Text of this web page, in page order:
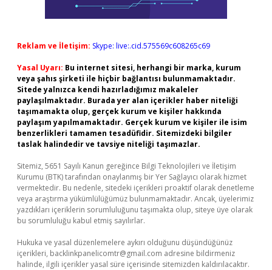
Reklam ve İletişim: Skype: live:.cid.575569c608265c69
Yasal Uyarı: Bu internet sitesi, herhangi bir marka, kurum
veya şahıs şirketi ile hiçbir bağlantısı bulunmamaktadır.
Sitede yalnızca kendi hazırladığımız makaleler
paylaşılmaktadır. Burada yer alan içerikler haber niteliği
taşımamakta olup, gerçek kurum ve kişiler hakkında
paylaşım yapılmamaktadır. Gerçek kurum ve kişiler ile isim
benzerlikleri tamamen tesadüfidir. Sitemizdeki bilgiler
taslak halindedir ve tavsiye niteliği taşımazlar.
Sitemiz, 5651 Sayılı Kanun gereğince Bilgi Teknolojileri ve İletişim
Kurumu (BTK) tarafından onaylanmış bir Yer Sağlayıcı olarak hizmet
vermektedir. Bu nedenle, sitedeki içerikleri proaktif olarak denetleme
veya araştırma yükümlülüğümüz bulunmamaktadır. Ancak, üyelerimiz
yazdıkları içeriklerin sorumluluğunu taşımakta olup, siteye üye olarak
bu sorumluluğu kabul etmiş sayılırlar.
Hukuka ve yasal düzenlemelere aykırı olduğunu düşündüğünüz
içerikleri, backlinkpanelicomtr@gmail.com adresine bildirmeniz
halinde, ilgili içerikler yasal süre içerisinde sitemizden kaldırılacaktır.